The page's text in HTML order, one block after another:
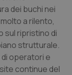
dei buchi nei
a rilento,
sul ripristino di
strutturale.
di operatori e
continue del
di
/Dominio